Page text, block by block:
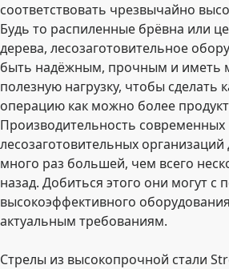
соответствовать чрезвычайно
Будь то распиленные брёвна или
дерева, лесозаготовительное
быть надёжным, прочным и иметь
полезную нагрузку, чтобы сделать
операцию как можно более
Производительность современных
лесозаготовительных
много раз большей, чем всего
назад. Добиться этого они могут
высокоэффективного
актуальным требованиям.
Стрелы из высокопрочной стали